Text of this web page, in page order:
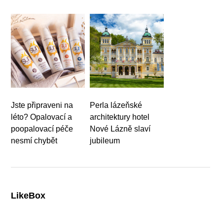
Jste připraveni na
léto? Opalovací a
poopalovací péče
nesmí chybět
Perla lázeňské
architektury hotel
Nové Lázně slaví
jubileum
LikeBox